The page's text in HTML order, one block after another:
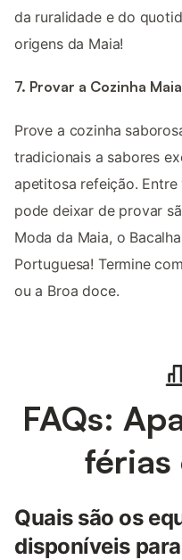
da ruralidade e do
origens da Maia!
7. Provar a Cozinha
Prove a cozinha
tradicionais a sabores
apetitosa refeição.
pode deixar de provar
Moda da Maia, o
Portuguesa! Termine
ou a Broa doce.
FAQs:
férias
Quais são os
disponíveis